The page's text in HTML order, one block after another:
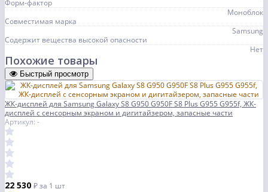
Форм-фактор
Моноблок
Совместимая марка
Samsung
Содержит вещества высокой опасности
Нет
Похожие товары
Быстрый просмотр
ЖК-дисплей для Samsung Galaxy S8 G950 G950F S8 Plus G955 G955f, ЖК-
дисплей с сенсорным экраном и дигитайзером, запасные части
Артикул: -
22 530 ₽за 1 шт